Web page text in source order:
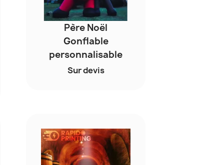
Père Noël
Gonflable
personnalisable
Sur devis